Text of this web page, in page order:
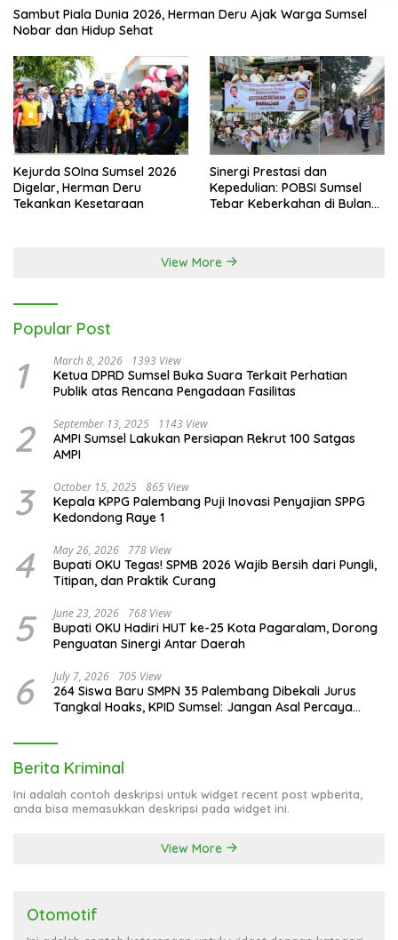
Sambut Piala Dunia 2026, Herman Deru Ajak Warga Sumsel
Nobar dan Hidup Sehat
Kejurda SOIna Sumsel 2026
Digelar, Herman Deru
Tekankan Kesetaraan
Sinergi Prestasi dan
Kepedulian: POBSI Sumsel
Tebar Keberkahan di Bulan
View More
Popular Post
1 March 8, 2026 1393 View
Ketua DPRD Sumsel Buka Suara Terkait Perhatian
Publik atas Rencana Pengadaan Fasilitas
2 September 13, 2025 1143 View
AMPI Sumsel Lakukan Persiapan Rekrut 100 Satgas
AMPI
3 October 15, 2025 865 View
Kepala KPPG Palembang Puji Inovasi Penyajian SPPG
Kedondong Raye 1
4 May 26, 2026 778 View
Bupati OKU Tegas! SPMB 2026 Wajib Bersih dari Pungli,
Titipan, dan Praktik Curang
5 June 23, 2026 768 View
Bupati OKU Hadiri HUT ke-25 Kota Pagaralam, Dorong
Penguatan Sinergi Antar Daerah
6 July 7, 2026 705 View
264 Siswa Baru SMPN 35 Palembang Dibekali Jurus
Tangkal Hoaks, KPID Sumsel: Jangan Asal Percaya
Berita Kriminal
Ini adalah contoh deskripsi untuk widget recent post wpberita,
anda bisa memasukkan deskripsi pada widget ini.
View More
Otomotif